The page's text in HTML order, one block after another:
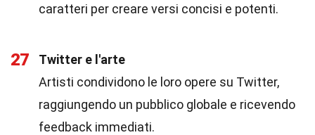
caratteri per creare versi concisi e potenti.
27
Twitter e l'arte
Artisti condividono le loro opere su Twitter,
raggiungendo un pubblico globale e ricevendo
feedback immediati.